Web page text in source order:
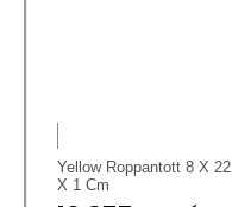
Yellow Roppantott 8 X 22
X 1 Cm